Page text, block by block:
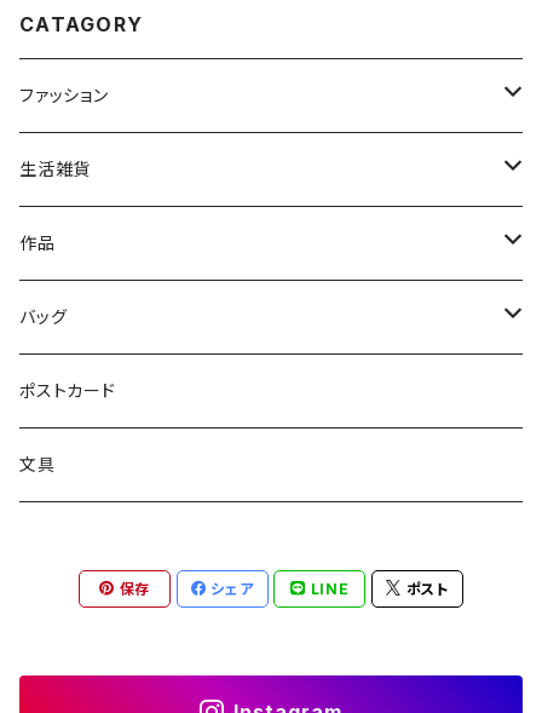
CATAGORY
ファッション
トップス
ファッション雑貨
生活雑貨
文具
作品
読み物
絵画
バッグ
トートバッグ
サコッシュ
ポストカード
文具
保存 シェア LINE ポスト